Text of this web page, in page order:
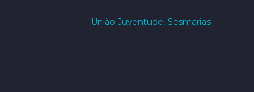
União Juventude, Sesmarias